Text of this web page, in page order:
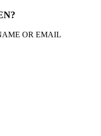
OR EMAIL